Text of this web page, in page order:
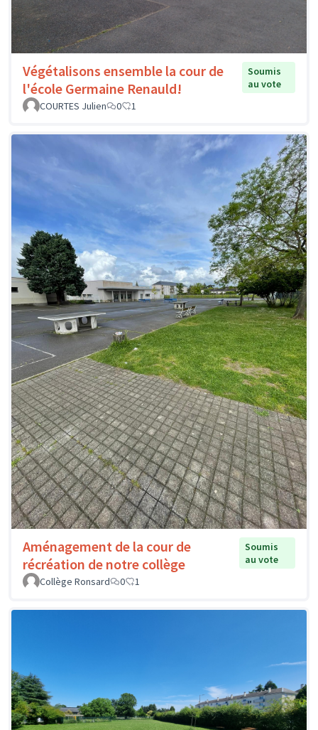
Végétalisons ensemble la cour de
l'école Germaine Renauld!
Soumis
au vote
COURTES Julien
0 1
Aménagement de la cour de
récréation de notre collège
Soumis
au vote
Collège Ronsard
0 1